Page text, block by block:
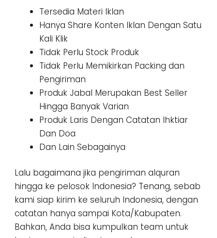
Tersedia Materi Iklan
Hanya Share Konten Iklan Dengan Satu
Kali Klik
Tidak Perlu Stock Produk
Tidak Perlu Memikirkan Packing dan
Pengiriman
Produk Jabal Merupakan Best Seller
Hingga Banyak Varian
Produk Laris Dengan Catatan Ihktiar
Dan Doa
Dan Lain Sebagainya
Lalu bagaimana jika pengiriman alquran
hingga ke pelosok Indonesia? Tenang, sebab
kami siap kirim ke seluruh Indonesia, dengan
catatan hanya sampai Kota/Kabupaten.
Bahkan, Anda bisa kumpulkan team untuk